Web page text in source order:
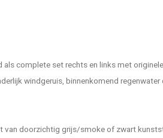
als complete set rechts en links met
windgeruis, binnenkomend
van doorzichtig grijs/smoke of zwart